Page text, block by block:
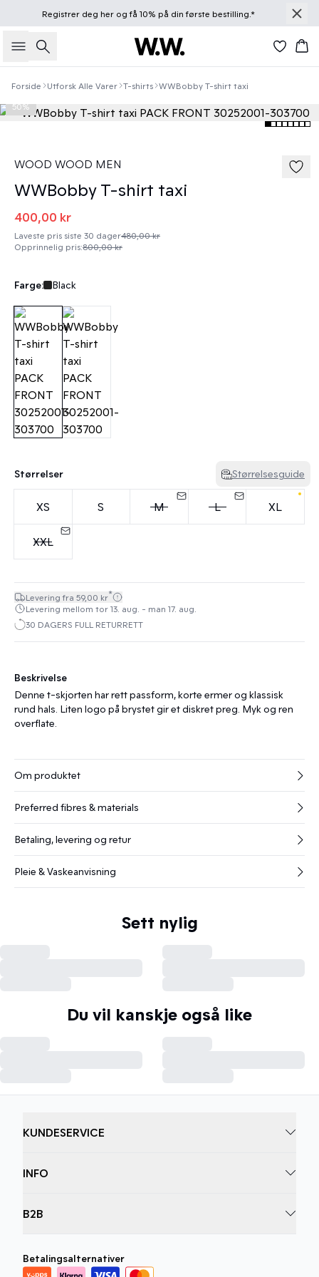
Registrer deg herog få 10% på din første bestilling.*
Søk
Forside Utforsk Alle Varer T-shirts WWBobby T-shirt taxi
50%
WOOD WOOD MEN
WWBobby T-shirt taxi
400,00 kr
Laveste pris siste 30 dager480,00 kr
Opprinnelig pris:800,00 kr
Farge: Black
Størrelser Størrelsesguide
XS S M L XL
XXL
Levering fra 59,00 kr*
Levering mellom tor 13. aug. - man 17. aug.
30 DAGERS FULL RETURRETT
Beskrivelse
Denne t-skjorten har rett passform, korte ermer og klassisk
rund hals. Liten logo på brystet gir et diskret preg. Myk og ren
overflate.
Om produktet
Preferred fibres & materials
Betaling, levering og retur
Pleie & Vaskeanvisning
Sett nylig
Du vil kanskje også like
KUNDESERVICE
INFO
B2B
Betalingsalternativer